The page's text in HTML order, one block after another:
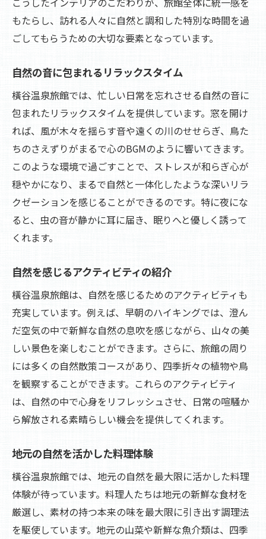
もたらし、訪れる人々に自然と調和した特別な時間を過
ごしてもらうための大切な要素となっています。
自然の音に包まれるリラックスタイム
橫谷温泉旅館では、忙しい日常を忘れさせる自然の音に
包まれたリラックスタイムを提供しています。窓を開け
れば、風が木々を揺らす音や遠くの川のせせらぎ、鳥た
ちのさえずりがまるで心のBGMのように響いてきます。
このような環境で過ごすことで、ストレスが和らぎ心が
穏やかになり、まるで自然と一体化したような深いリラ
クゼーションを感じることができるのです。特に夜にな
ると、虫の音が静かに耳に届き、眠りへと優しく誘って
くれます。
自然を感じるアクティビティの紹介
橫谷温泉旅館は、自然を感じるためのアクティビティも
充実しています。例えば、早朝のハイキングでは、澄ん
だ空気の中で新鮮な自然の息吹を感じながら、山々の美
しい景色を楽しむことができます。さらに、旅館の周り
には多くの自然散策コースがあり、四季折々の植物や鳥
を観察することができます。これらのアクティビティ
は、自然の中で心身をリフレッシュさせ、日常の喧騒か
ら解放される素晴らしい機会を提供してくれます。
地元の自然を活かした料理体験
橫谷温泉旅館では、地元の自然を最大限に活かした料理
体験が待っています。料理人たちは地元の新鮮な食材を
厳選し、素材の持つ本来の味を最大限に引き出す調理法
を駆使しています。地元の山菜や新鮮な魚介類は、四季